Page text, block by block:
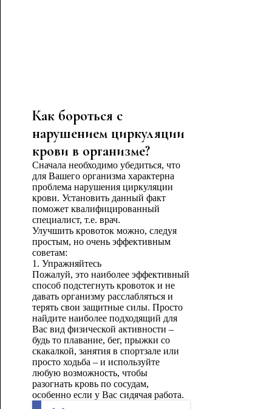
Как бороться с
нарушением циркуляции
крови в организме?
Сначала необходимо убедиться, что
для Вашего организма характерна
проблема нарушения циркуляции
крови. Установить данный факт
поможет квалифицированный
специалист, т.е. врач.
Улучшить кровоток можно, следуя
простым, но очень эффективным
советам:
1. Упражняйтесь
Пожалуй, это наиболее эффективный
способ подстегнуть кровоток и не
давать организму расслабляться и
терять свои защитные силы. Просто
найдите наиболее подходящий для
Вас вид физической активности –
будь то плавание, бег, прыжки со
скакалкой, занятия в спортзале или
просто ходьба – и используйте
любую возможность, чтобы
разогнать кровь по сосудам,
особенно если у Вас сидячая работа.